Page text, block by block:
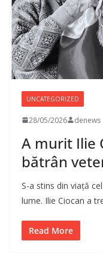
UNCATEGORIZED
28/05/2026 denews
A murit Ilie
bătrân
S-a stins din viață
lume. Ilie Ciocan a
Read More